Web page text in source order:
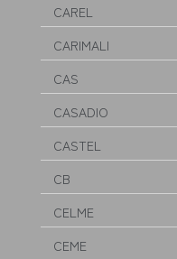
CAREL
CARIMALI
CAS
CASADIO
CASTEL
CB
CELME
CEME